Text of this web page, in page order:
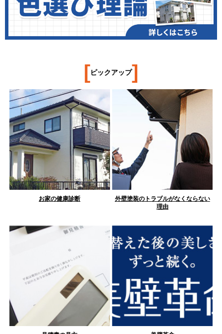
[ピックアップ]
お家の健康診断
外壁塗装のトラブルがなくならない
理由